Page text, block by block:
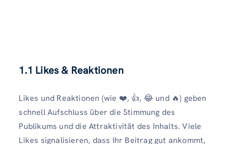
1.1 Likes & Reaktionen
Likes und Reaktionen (wie ❤️, 👍, 😂 und 🔥) geben
schnell Aufschluss über die Stimmung des
Publikums und die Attraktivität des Inhalts. Viele
Likes signalisieren, dass Ihr Beitrag gut ankommt,